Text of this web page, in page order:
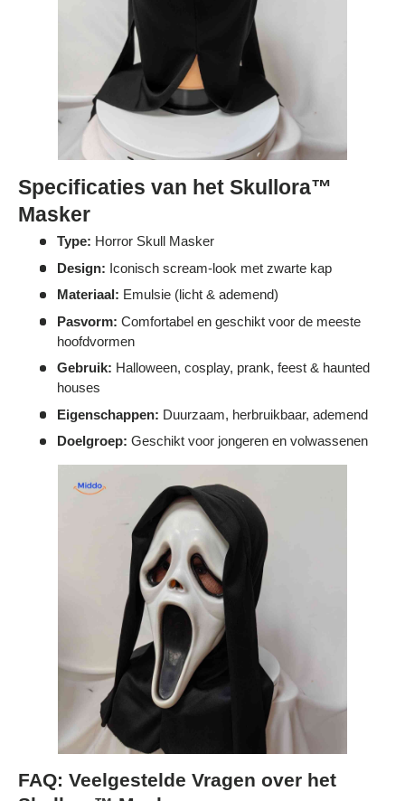
Specificaties van het Skullora™
Masker
Type: Horror Skull Masker
Design: Iconisch scream-look met zwarte kap
Materiaal: Emulsie (licht & ademend)
Pasvorm: Comfortabel en geschikt voor de meeste
hoofdvormen
Gebruik: Halloween, cosplay, prank, feest & haunted
houses
Eigenschappen: Duurzaam, herbruikbaar, ademend
Doelgroep: Geschikt voor jongeren en volwassenen
FAQ: Veelgestelde Vragen over het